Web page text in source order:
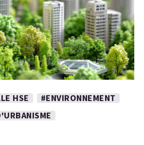
HSE
#ENVIRONNEMENT